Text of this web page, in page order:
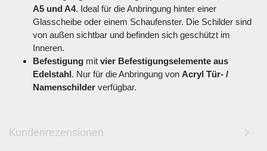
A5 und A4. Ideal für die Anbringung hinter einer
Glasscheibe oder einem Schaufenster. Die Schilder sind
von außen sichtbar und befinden sich geschützt im
Inneren.
Befestigung mit vier Befestigungselemente aus
Edelstahl. Nur für die Anbringung von Acryl Tür- /
Namenschilder verfügbar.
Kundenrezensionen